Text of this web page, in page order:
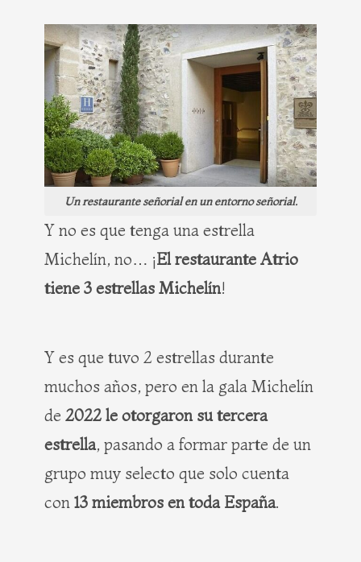
Un restaurante señorial en un entorno señorial.
Y no es que tenga una estrella
Michelín, no… ¡El restaurante Atrio
tiene 3 estrellas Michelín!
Y es que tuvo 2 estrellas durante
muchos años, pero en la gala Michelín
de 2022 le otorgaron su tercera
estrella, pasando a formar parte de un
grupo muy selecto que solo cuenta
con 13 miembros en toda España.